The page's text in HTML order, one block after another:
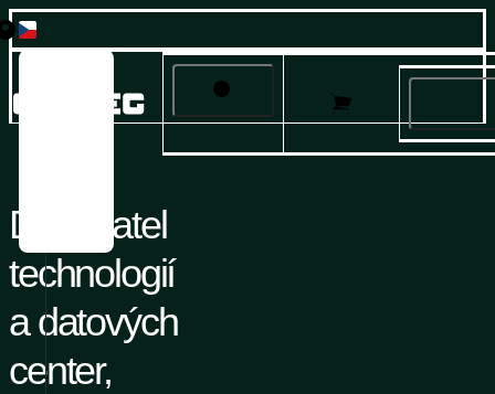
Produkty
Řešení
Služby a podpora
O nás
Kariéra
Dodavatel
technologií
a datových
center,